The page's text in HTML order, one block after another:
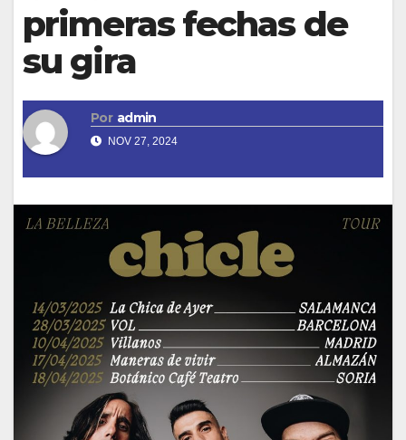
primeras fechas de
su gira
Por admin
NOV 27, 2024